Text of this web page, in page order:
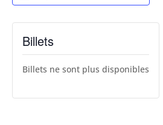
Billets
Billets ne sont plus disponibles